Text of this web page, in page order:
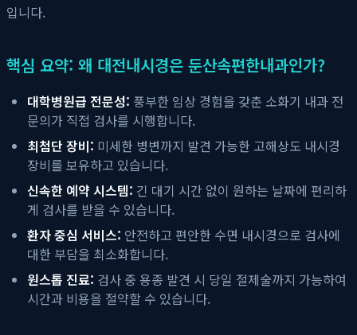
입니다.
핵심 요약: 왜 대전내시경은 둔산속편한내과인가?
대학병원급 전문성: 풍부한 임상 경험을 갖춘 소화기 내과 전
문의가 직접 검사를 시행합니다.
최첨단 장비: 미세한 병변까지 발견 가능한 고해상도 내시경
장비를 보유하고 있습니다.
신속한 예약 시스템: 긴 대기 시간 없이 원하는 날짜에 편리하
게 검사를 받을 수 있습니다.
환자 중심 서비스: 안전하고 편안한 수면 내시경으로 검사에
대한 부담을 최소화합니다.
원스톱 진료: 검사 중 용종 발견 시 당일 절제술까지 가능하여
시간과 비용을 절약할 수 있습니다.